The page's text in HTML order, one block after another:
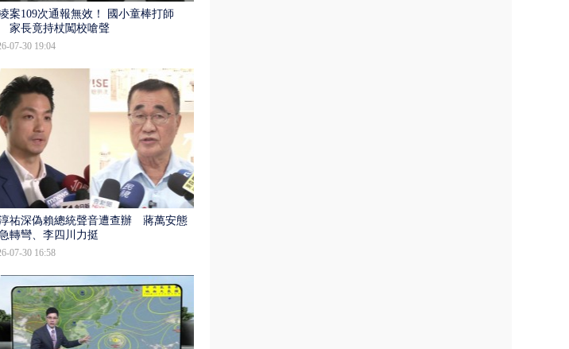
案109次通報無效！ 國小童棒打師
家長竟持杖闖校嗆聲
07-30 19:04
祐深偽賴總統聲音遭查辦 蔣萬安態
轉彎、李四川力挺
07-30 16:58